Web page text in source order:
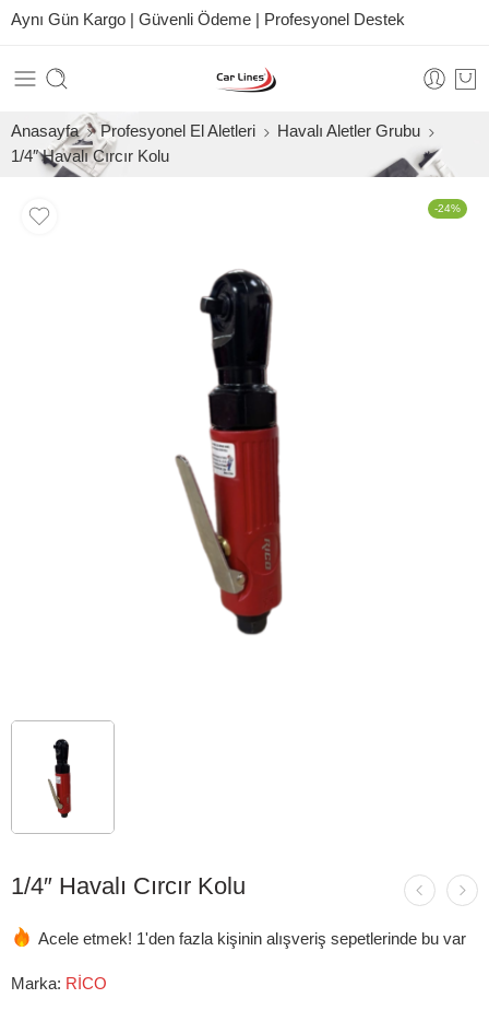
Aynı Gün Kargo | Güvenli Ödeme | Profesyonel Destek
Anasayfa Profesyonel El Aletleri
Havalı Aletler Grubu
1/4″ Havalı Cırcır Kolu
-24%
1/4″ Havalı Cırcır Kolu
Acele etmek! 1'den fazla kişinin alışveriş sepetlerinde bu var
Marka: RİCO